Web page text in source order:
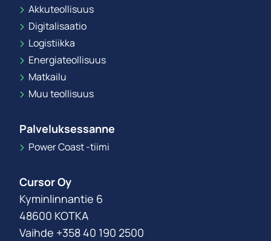
Akkuteollisuus
Digitalisaatio
Logistiikka
Energiateollisuus
Matkailu
Muu teollisuus
Palveluksessanne
Power Coast -tiimi
Cursor Oy
Kyminlinnantie 6
48600 KOTKA
Vaihde +358 40 190 2500